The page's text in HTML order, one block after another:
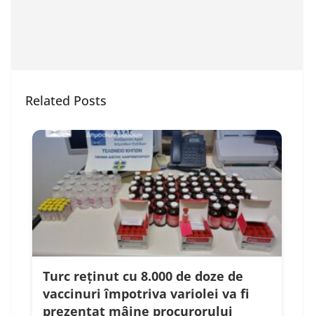
Related Posts
Turc reținut cu 8.000 de doze de
vaccinuri împotriva variolei va fi
prezentat mâine procurorului